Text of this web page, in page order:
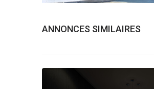
ANNONCES SIMILAIRES